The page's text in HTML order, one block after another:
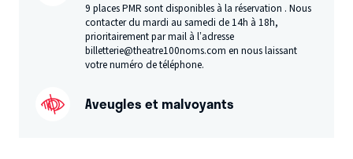
9 places PMR sont disponibles à la réservation . Nous
contacter du mardi au samedi de 14h à 18h,
prioritairement par mail à l’adresse
billetterie@theatre100noms.com en nous laissant
votre numéro de téléphone.
Aveugles et malvoyants